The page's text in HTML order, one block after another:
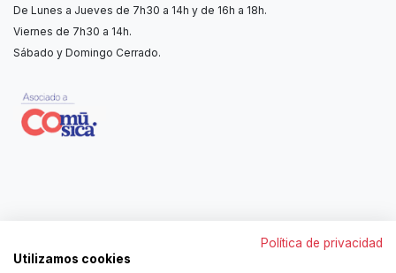
De Lunes a Jueves de 7h30 a 14h y de 16h a 18h.
Viernes de 7h30 a 14h.
Sábado y Domingo Cerrado.
962250313
Política de privacidad
Utilizamos cookies